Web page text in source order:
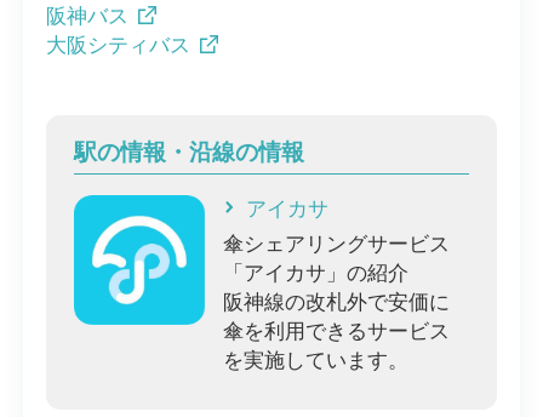
阪神バス
大阪シティバス
駅の情報・沿線の情報
アイカサ
傘シェアリングサービス
「アイカサ」の紹介
阪神線の改札外で安価に
傘を利用できるサービス
を実施しています。